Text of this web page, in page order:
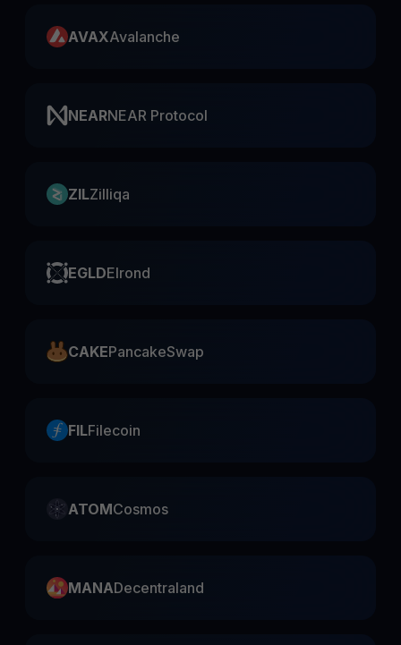
AVAXAvalanche
NEARNEAR Protocol
ZILZilliqa
EGLDElrond
CAKEPancakeSwap
FILFilecoin
ATOMCosmos
MANADecentraland